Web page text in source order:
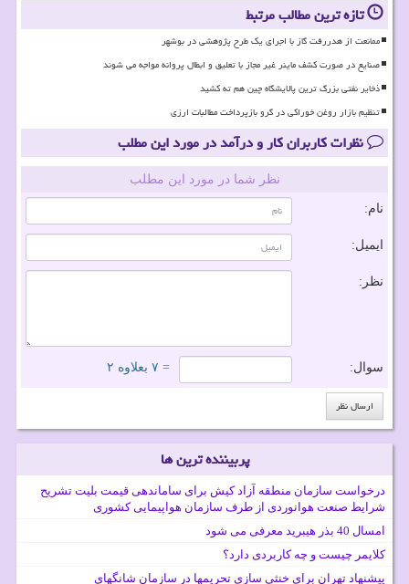
تازه ترین مطالب مرتبط
ممانعت از هدررفت گاز با اجرای یک طرح پژوهشی در بوشهر
صنایع در صورت کشف ماینر غیر مجاز با تعلیق و ابطال پروانه مواجه می شوند
ذخایر نفتی بزرگ ترین پالایشگاه چین هم ته کشید
تنظیم بازار روغن خوراکی در گرو بازپرداخت مطالبات ارزی
نظرات کاربران کار و درآمد در مورد این مطلب
نظر شما در مورد این مطلب
نام:
ایمیل:
نظر:
سوال: = ۷ بعلاوه ۲
پربیننده ترین ها
درخواست سازمان منطقه آزاد کیش برای ساماندهی قیمت بلیت تشریح
شرایط صنعت هوانوردی از طرف سازمان هواپیمایی کشوری
امسال 40 بذر هیبرید معرفی می شود
کلایمر چیست و چه کاربردی دارد؟
پیشنهاد تهران برای خنثی سازی تحریمها در سازمان شانگهای